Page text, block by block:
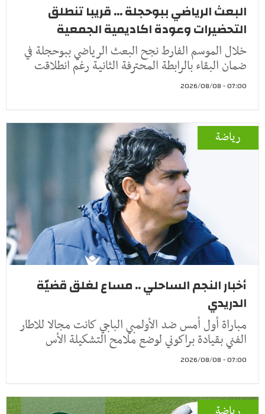
البعث الرياضي ببوحجلة ... قريبا تنطلق
التحضيرات وعودة اكاديمية الجمعية
خلال الموسم الفارط نجح البعث الرياضي ببوحجلة في
ضمان البقاء بالرابطة المحترفة الثانية رغم انطلاقت
07:00 - 2026/08/08
رياضة
أخبار النجم الساحلي .. مساع لغلق قضيّة
الدريدي
مباراة أول أمس ضد الأولمبي الباجي كانت مجالا للاطار
الفني بقيادة براكوني لوضع ملامح التشكيلة الأس
07:00 - 2026/08/08